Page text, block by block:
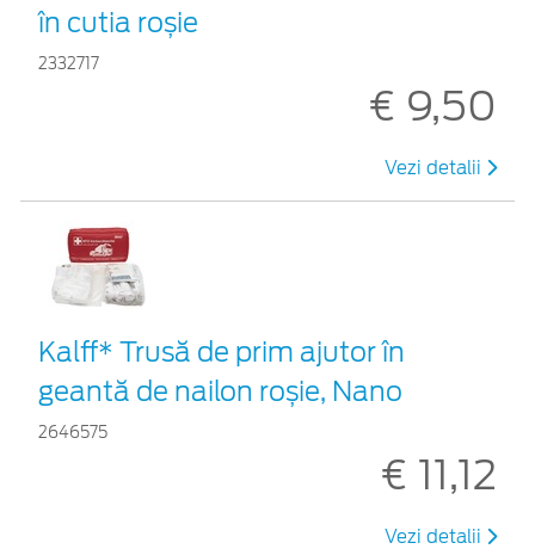
în cutia roșie
2332717
€ 9,50
Vezi detalii
Kalff* Trusă de prim ajutor în
geantă de nailon roșie, Nano
2646575
€ 11,12
Vezi detalii